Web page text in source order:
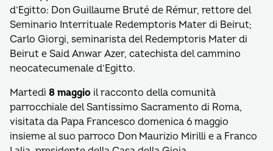
d’Egitto: Don Guillaume Bruté de Rémur, rettore del
Seminario Interrituale Redemptoris Mater di Beirut;
Carlo Giorgi, seminarista del Redemptoris Mater di
Beirut e Said Anwar Azer, catechista del cammino
neocatecumenale d’Egitto.
Martedì 8 maggio il racconto della comunità
parrocchiale del Santissimo Sacramento di Roma,
visitata da Papa Francesco domenica 6 maggio
insieme al suo parroco Don Maurizio Mirilli e a Franco